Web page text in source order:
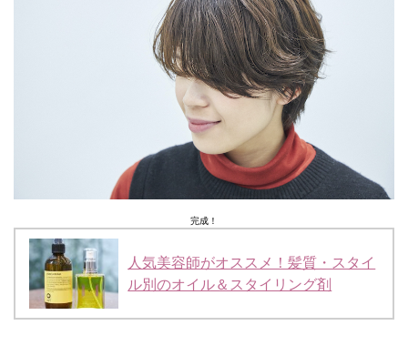
完成！
人気美容師がオススメ！髪質・スタイ
ル別のオイル＆スタイリング剤